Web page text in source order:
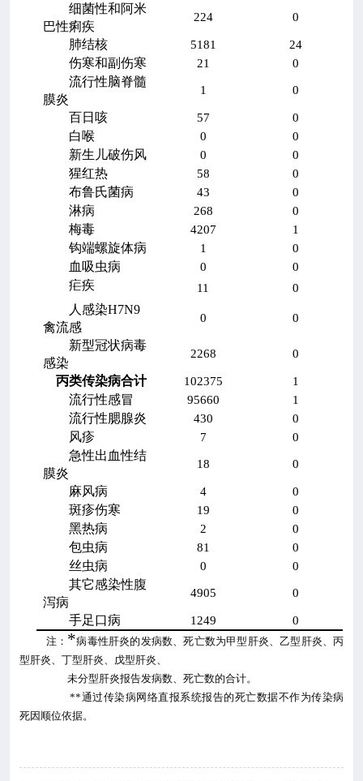
细菌性和阿米
巴性痢疾
224 0
肺结核 5181 24
伤寒和副伤寒 21 0
流行性脑脊髓
膜炎
1 0
百日咳 57 0
白喉 0 0
新生儿破伤风 0 0
猩红热 58 0
布鲁氏菌病 43 0
淋病 268 0
梅毒 4207 1
钩端螺旋体病 1 0
血吸虫病 0 0
疟疾 11 0
人感染H7N9
禽流感
0 0
新型冠状病毒
感染
2268 0
丙类传染病合计 102375 1
流行性感冒 95660 1
流行性腮腺炎 430 0
风疹 7 0
急性出血性结
膜炎
18 0
麻风病 4 0
斑疹伤寒 19 0
黑热病 2 0
包虫病 81 0
丝虫病 0 0
其它感染性腹
泻病
4905 0
手足口病 1249 0
注： *病毒性肝炎的发病数、死亡数为甲型肝炎、乙型肝炎、丙
型肝炎、丁型肝炎、戊型肝炎、
未分型肝炎报告发病数、死亡数的合计。
**通过传染病网络直报系统报告的死亡数据不作为传染病
死因顺位依据。